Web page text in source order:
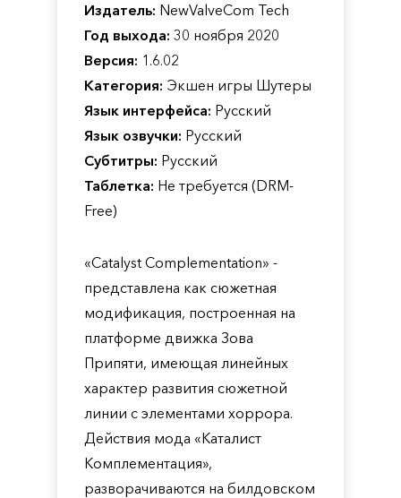
Издатель: NewValveCom Tech
Год выхода: 30 ноября 2020
Версия: 1.6.02
Категория: Экшен игры Шутеры
Язык интерфейса: Русский
Язык озвучки: Русский
Субтитры: Русский
Таблетка: Не требуется (DRM-
Free)
«Catalyst Complementation» -
представлена как сюжетная
модификация, построенная на
платформе движка Зова
Припяти, имеющая линейных
характер развития сюжетной
линии с элементами хоррора.
Действия мода «Каталист
Комплементация»,
разворачиваются на билдовском